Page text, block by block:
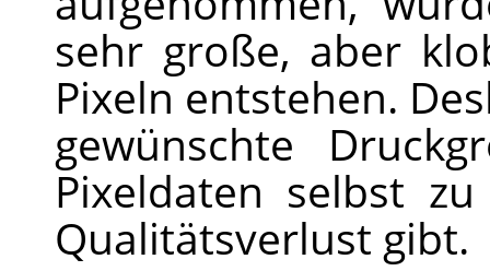
sehr große, aber
Pixeln entstehen.
gewünschte
Pixeldaten selbst
Qualitätsverlust gibt.